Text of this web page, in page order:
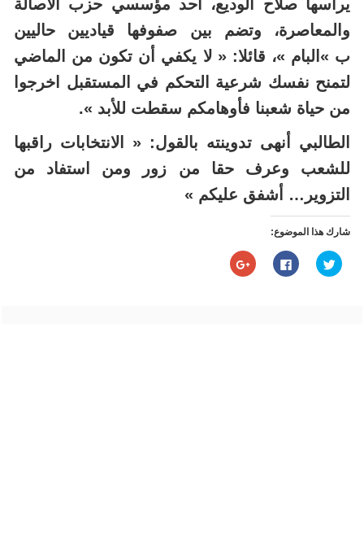
يرأسها صلاح الوديع، أحد مؤسسي حزب الأصالة
والمعاصرة، وتضم بين صفوفها قياديين حاليين
ب »البام »، قائلا: « لا يكفي أن تكون من الماضي
لتمنح نفسك شرعية التحكم في المستقبل اخرجوا
من حياة شعبنا فأوهامكم سقطت للأبد ».
الطالبي أنهى تدوينته بالقول: « الانتخابات راقبها
للشعب وعرف حقا من زور ومن استفاد من
التزوير… أشفق عليكم »
شارك هذا الموضوع:
اضغط
للمشاركة
على
انقر
للمشاركة
على
اضغط
للمشاركة
على